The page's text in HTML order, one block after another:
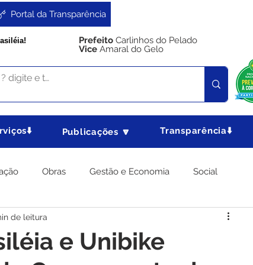
Portal da Transparência
Prefeito Carlinhos do Pelado
Vice Amaral do Gelo
Publicações 🔽 Transparência⬇️
Obras Gestão e Economia Social
e Produção Meio Ambiente
e Unibike
de leitura